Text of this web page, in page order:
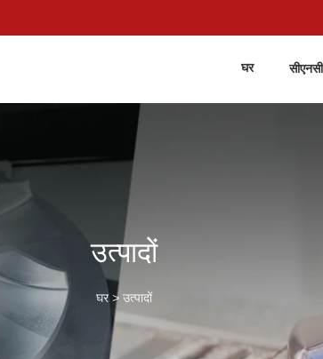
घर
उत्पादों
घर > उत्पादों